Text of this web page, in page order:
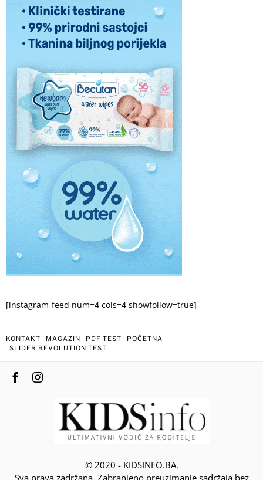
[instagram-feed num=4 cols=4 showfollow=true]
KONTAKT MAGAZIN PDF TEST
POČETNA
SLIDER REVOLUTION TEST
© 2020 - KIDSINFO.BA.
Sva prava zadržana. Zabranjeno preuzimanje sadržaja bez